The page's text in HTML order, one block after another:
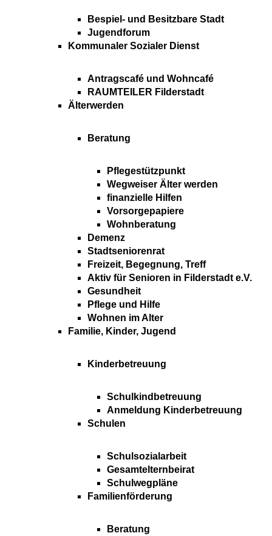
Bespiel- und Besitzbare Stadt
Jugendforum
Kommunaler Sozialer Dienst
Antragscafé und Wohncafé
RAUMTEILER Filderstadt
Älterwerden
Beratung
Pflegestützpunkt
Wegweiser Älter werden
finanzielle Hilfen
Vorsorgepapiere
Wohnberatung
Demenz
Stadtseniorenrat
Freizeit, Begegnung, Treff
Aktiv für Senioren in Filderstadt e.V.
Gesundheit
Pflege und Hilfe
Wohnen im Alter
Familie, Kinder, Jugend
Kinderbetreuung
Schulkindbetreuung
Anmeldung Kinderbetreuung
Schulen
Schulsozialarbeit
Gesamtelternbeirat
Schulwegpläne
Familienförderung
Beratung